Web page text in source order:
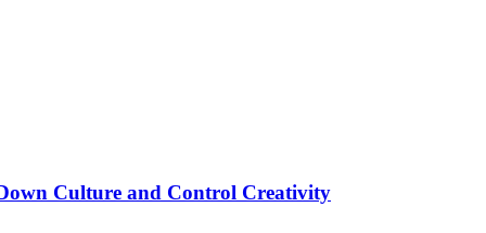
Culture and Control Creativity